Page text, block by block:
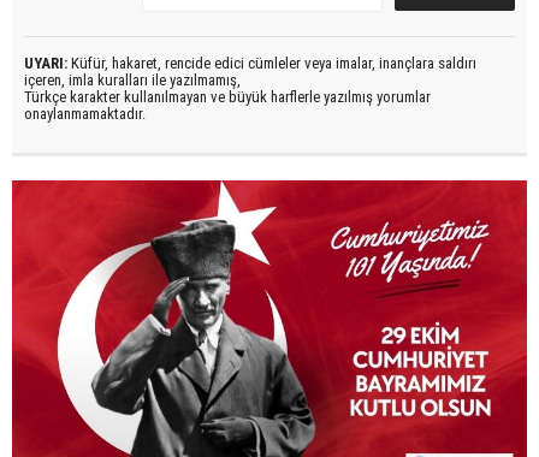
UYARI: Küfür, hakaret, rencide edici cümleler veya imalar, inançlara saldırı
içeren, imla kuralları ile yazılmamış,
Türkçe karakter kullanılmayan ve büyük harflerle yazılmış yorumlar
onaylanmamaktadır.